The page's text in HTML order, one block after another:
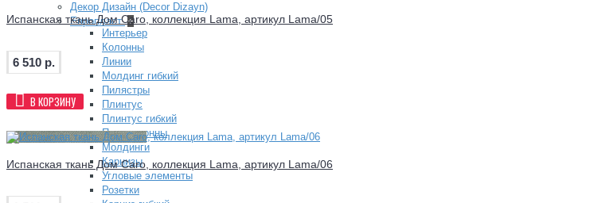
Декор Дизайн (Decor Dizayn)
Европласт +
Интерьер
Колонны
Линии
Молдинг гибкий
Пилястры
Плинтус
Плинтус гибкий
Полуколонны
Молдинги
Карнизы
Угловые элементы
Розетки
Испанская ткань Дом Caro, коллекция Lama, артикул Lama/05
6 510 р.
В КОРЗИНУ
Испанская ткань Дом Caro, коллекция Lama, артикул Lama/06